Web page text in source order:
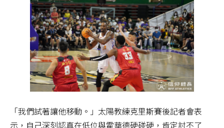
「我們試著讓他移動。」太陽教練克里斯賽後記者會表
示，自己深刻認真在低位與霍華德硬碰硬，肯定討不了